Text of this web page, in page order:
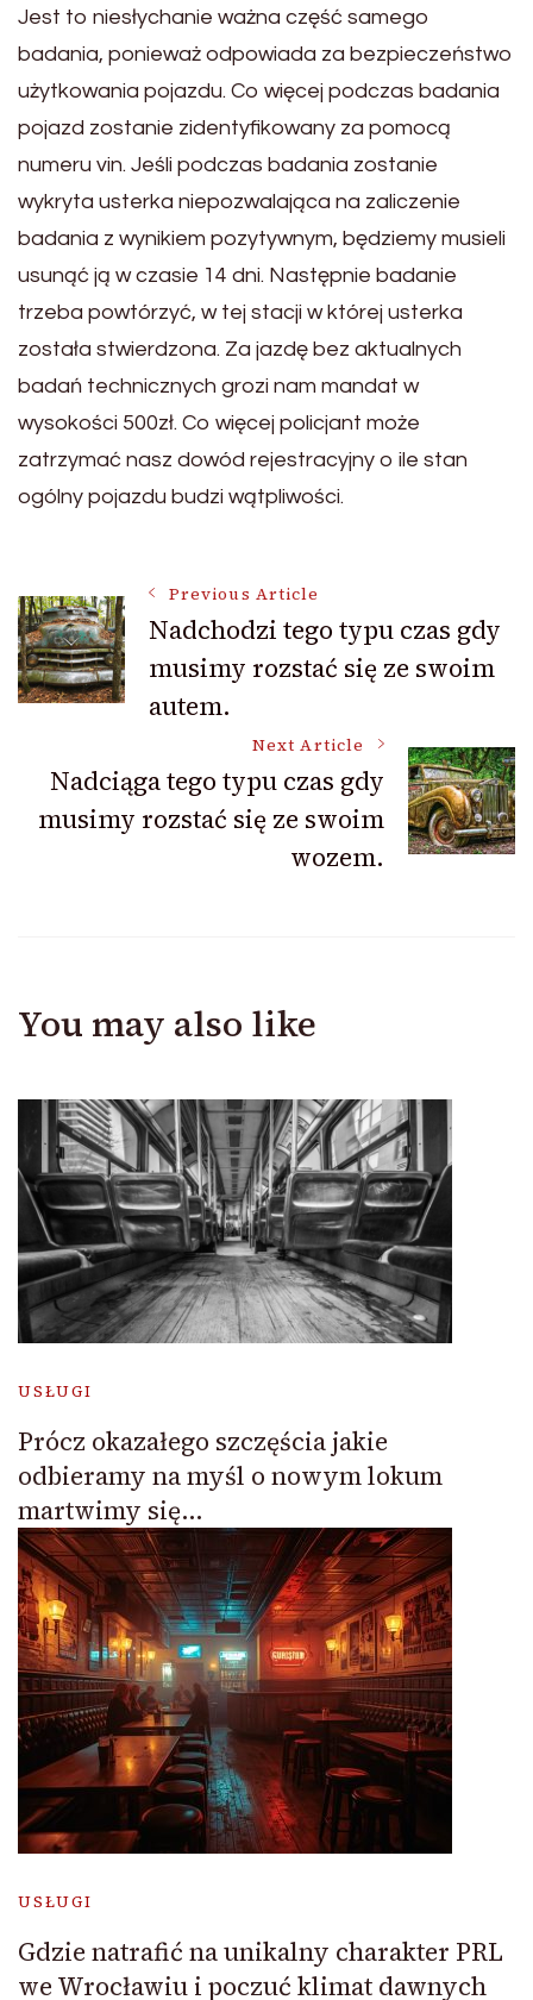
Jest to niesłychanie ważna część samego
badania, ponieważ odpowiada za bezpieczeństwo
użytkowania pojazdu. Co więcej podczas badania
pojazd zostanie zidentyfikowany za pomocą
numeru vin. Jeśli podczas badania zostanie
wykryta usterka niepozwalająca na zaliczenie
badania z wynikiem pozytywnym, będziemy musieli
usunąć ją w czasie 14 dni. Następnie badanie
trzeba powtórzyć, w tej stacji w której usterka
została stwierdzona. Za jazdę bez aktualnych
badań technicznych grozi nam mandat w
wysokości 500zł. Co więcej policjant może
zatrzymać nasz dowód rejestracyjny o ile stan
ogólny pojazdu budzi wątpliwości.
Post
Navigation
Previous Article
Nadchodzi tego typu czas gdy
musimy rozstać się ze swoim
autem.
Next Article
Nadciąga tego typu czas gdy
musimy rozstać się ze swoim
wozem.
You may also like
USŁUGI
Prócz okazałego szczęścia jakie
odbieramy na myśl o nowym lokum
martwimy się…
USŁUGI
Gdzie natrafić na unikalny charakter PRL
we Wrocławiu i poczuć klimat dawnych